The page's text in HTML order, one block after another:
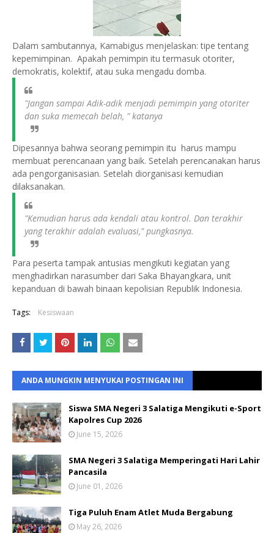
Dalam sambutannya, Kamabigus menjelaskan: tipe tentang
kepemimpinan. Apakah pemimpin itu termasuk otoriter,
demokratis, kolektif, atau suka mengadu domba.
"Jangan sampai Adik-adik menjadi pemimpin yang otoriter
dan suka memecah belah, " katanya
Dipesannya bahwa seorang pemimpin itu harus mampu
membuat perencanaan yang baik. Setelah perencanakan harus
ada pengorganisasian. Setelah diorganisasi kemudian
dilaksanakan.
"Kemudian harus ada kendali atau kontrol. Dan terakhir
yang terakhir adalah evaluasi," pungkasnya.
Para peserta tampak antusias mengikuti kegiatan yang
menghadirkan narasumber dari Saka Bhayangkara, unit
kepanduan di bawah binaan kepolisian Republik Indonesia.
Tags: Kesiswaan
ANDA MUNGKIN MENYUKAI POSTINGAN INI
Siswa SMA Negeri 3 Salatiga Mengikuti e-Sport
Kapolres Cup 2026
June 15, 2026
SMA Negeri 3 Salatiga Memperingati Hari Lahir
Pancasila
June 01, 2026
Tiga Puluh Enam Atlet Muda Bergabung
May 26, 2026